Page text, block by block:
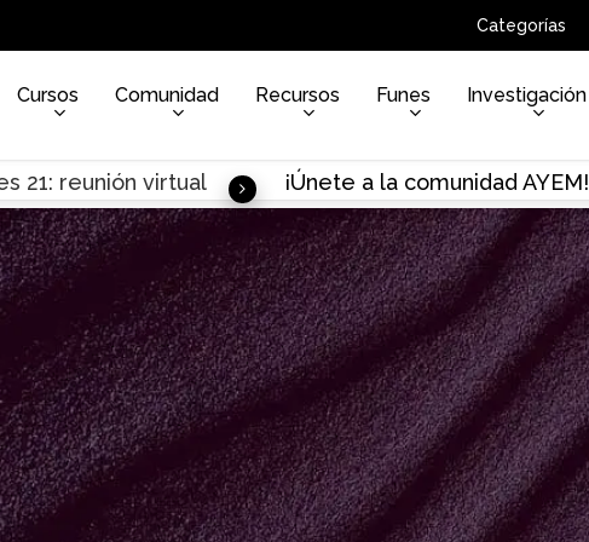
Categorías
Cursos Comunidad Recursos Funes Investigación
21: reunión virtual ¡Únete a la comunidad AYEM!